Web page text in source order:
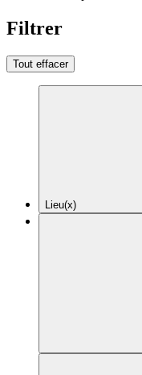
Filtrer
Tout effacer
Lieu(x)